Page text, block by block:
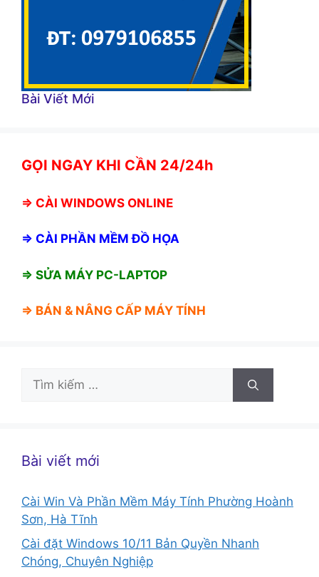
Bài Viết Mới
GỌI NGAY KHI CẦN 24/24h
⇒ CÀI WINDOWS ONLINE
⇒ CÀI PHẦN MỀM ĐỒ HỌA
⇒ SỬA MÁY PC-LAPTOP
⇒ BÁN & NÂNG CẤP MÁY TÍNH
Tìm
Bài viết mới
Cài Win Và Phần Mềm Máy Tính Phường Hoành
Sơn, Hà Tĩnh
Cài đặt Windows 10/11 Bản Quyền Nhanh
Chóng, Chuyên Nghiệp